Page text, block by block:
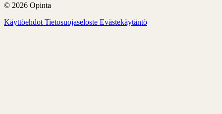
© 2026 Opinta
Käyttöehdot Tietosuojaseloste Evästekäytäntö